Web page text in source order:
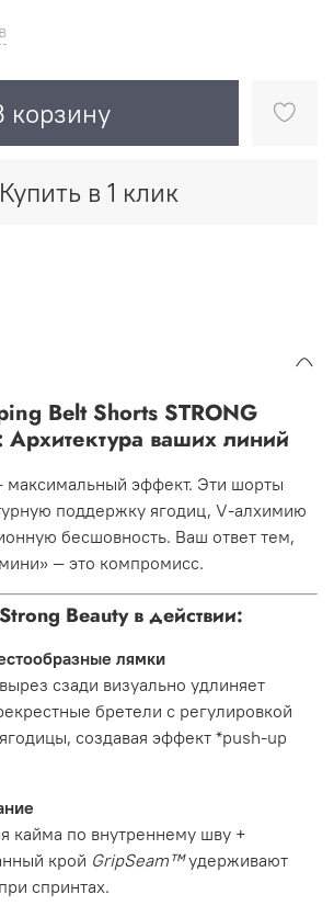
корзину
Купить в 1 клик
Belt Shorts STRONG
Архитектура ваших линий
максимальный эффект. Эти шорты
поддержку ягодиц, V-алхимию
бесшовность. Ваш ответ тем,
— это компромисс.
Beauty в действии:
лямки
сзади визуально удлиняет
бретели с регулировкой
создавая эффект *push-up
кайма по внутреннему шву +
крой GripSeam™ удерживают
спринтах.